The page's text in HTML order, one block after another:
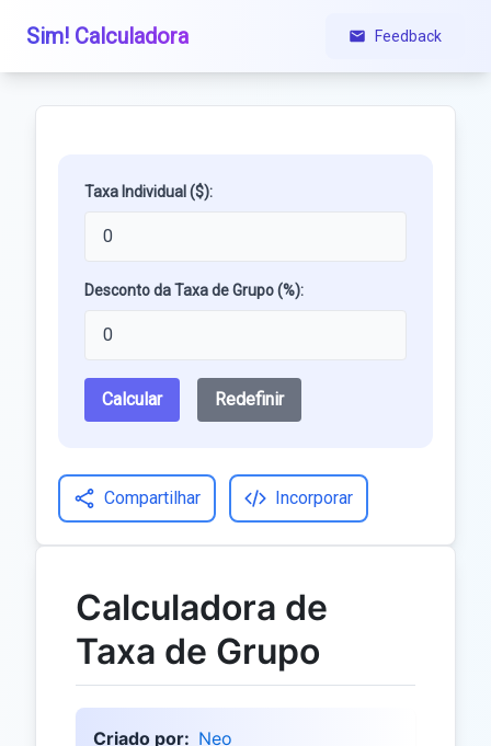
Sim! Calculadora Feedback
Taxa Individual ($):
Desconto da Taxa de Grupo (%):
Calcular Redefinir
Compartilhar Incorporar
Calculadora de
Taxa de Grupo
Criado por: Neo